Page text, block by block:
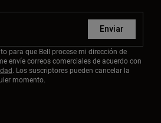
Enviar
para que Bell procese mi dirección de
envíe correos comerciales de acuerdo con
. Los suscriptores pueden cancelar la
momento.